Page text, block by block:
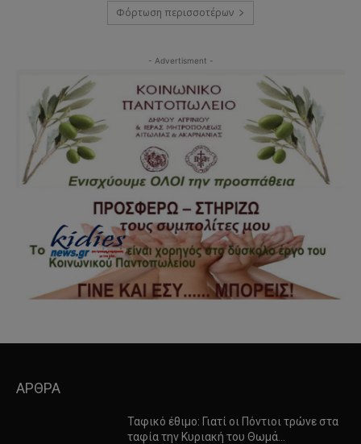
Φόρτωση περισσοτέρων
- Advertisment -
ΑΡΘΡΑ
Ταφικό έθιμο: Γιατί οι Πόντιοι τρώνε στα
ταφία την Κυριακή του Θωμά…